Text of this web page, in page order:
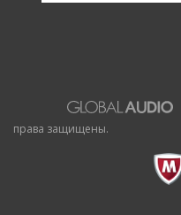
права защищены.